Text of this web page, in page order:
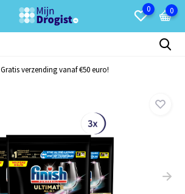
0 0
Gratis verzending vanaf €50 euro!